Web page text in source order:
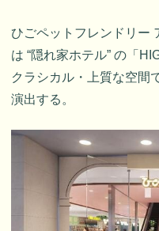
ひごペットフレンドリー
は “隠れ家ホテル” の「
クラシカル・上質な空間
演出する。